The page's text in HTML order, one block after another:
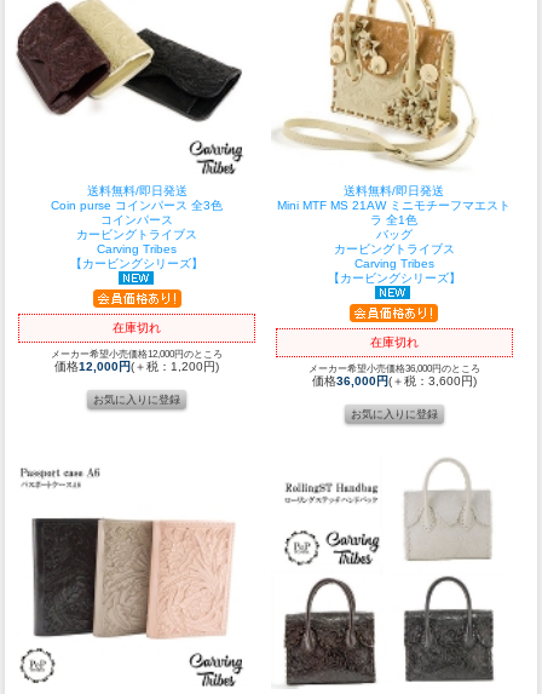
送料無料/即日発送
Coin purse コインパース 全3色
コインパース
カービングトライブス
Carving Tribes
【カービングシリーズ】
在庫切れ
メーカー希望小売価格12,000円のところ
価格12,000円(＋税：1,200円)
送料無料/即日発送
Mini MTF MS 21AW ミニモチーフマエスト
ラ 全1色
バッグ
カービングトライブス
Carving Tribes
【カービングシリーズ】
在庫切れ
メーカー希望小売価格36,000円のところ
価格36,000円(＋税：3,600円)